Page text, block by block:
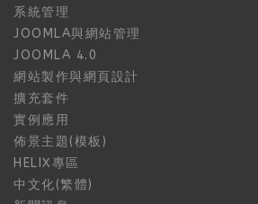
系統管理
JOOMLA與網站管理
JOOMLA 4.0
網站製作與網頁設計
擴充套件
實例應用
佈景主題(模板)
HELIX專區
中文化(繁體)